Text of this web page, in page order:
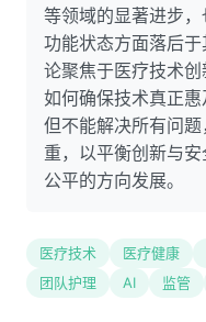
等领域的显著进步
功能状态方面落后
论聚焦于医疗技术
如何确保技术真正
但不能解决所有问
重，以平衡创新与
公平的方向发展。
医疗技术 医疗健康
团队护理
AI 监管